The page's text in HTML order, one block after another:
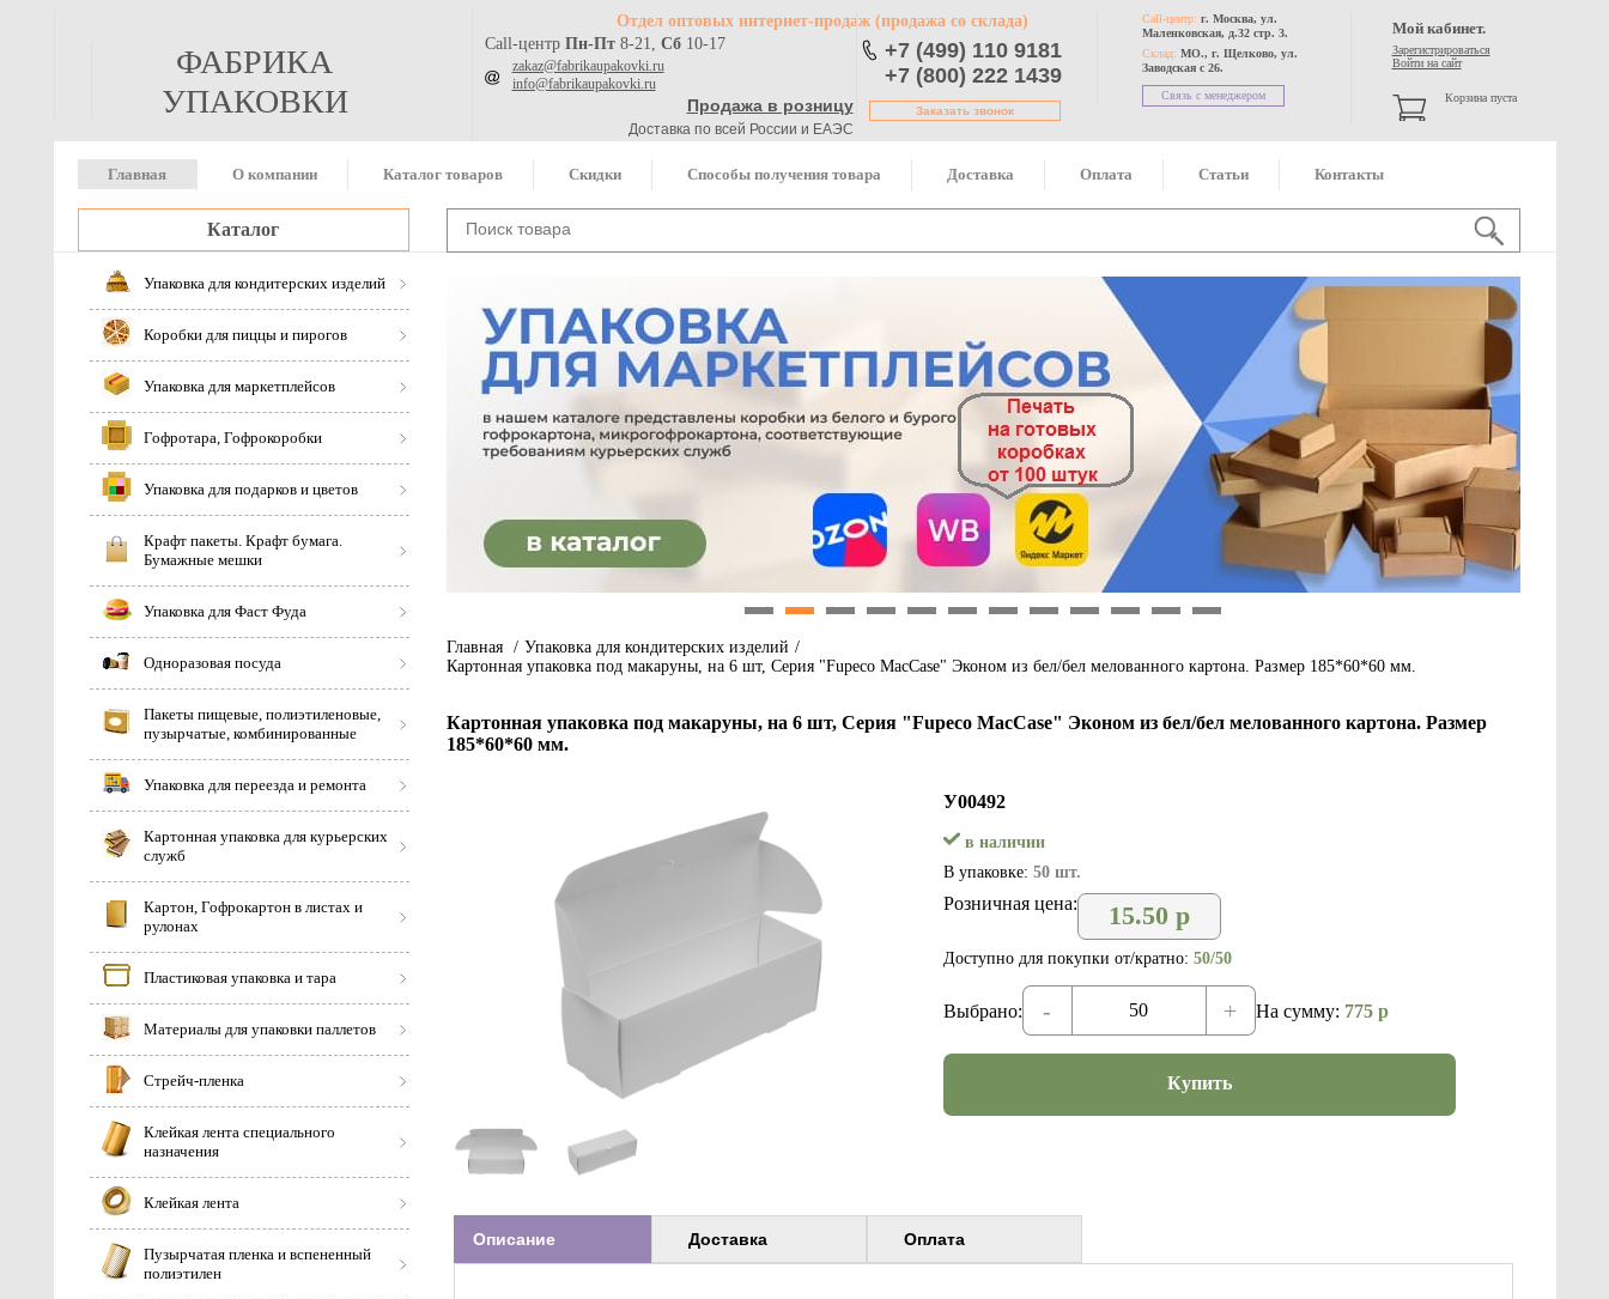
ФАБРИКА
УПАКОВКИ
Отдел оптовых интернет-продаж(продажа со склада)
Call-центр Пн-Пт8-21, Сб10-17
zakaz@fabrikaupakovki.ru
info@fabrikaupakovki.ru
Продажа в розницу
Доставка по всей России и ЕАЭС
+7 (499) 110 9181
+7 (800) 222 1439
Заказать звонок
Call-центр: г. Москва, ул.
Маленковская, д.32 стр. 3.
Склад: МО., г. Щелково, ул.
Заводская с 26.
Связь с менеджером
Мой кабинет.
Зарегистрироваться
Войти на сайт
Корзина пуста
Главная О компании Каталог товаров Скидки Способы получения товара Доставка Оплата Статьи Контакты
Каталог
Упаковка для кондитерских изделий
Коробки для пиццы и пирогов
Упаковка для маркетплейсов
Гофротара, Гофрокоробки
Упаковка для подарков и цветов
Крафт пакеты. Крафт бумага.
Бумажные мешки
Упаковка для Фаст Фуда
Одноразовая посуда
Пакеты пищевые, полиэтиленовые,
пузырчатые, комбинированные
Упаковка для переезда и ремонта
Картонная упаковка для курьерских
служб
Картон, Гофрокартон в листах и
рулонах
Пластиковая упаковка и тара
Материалы для упаковки паллетов
Стрейч-пленка
Клейкая лента специального
назначения
Клейкая лента
Пузырчатая пленка и вспененный
полиэтилен
Главная / Упаковка для кондитерских изделий /
Картонная упаковка под макаруны, на 6 шт, Серия "Fupeco MacCase" Эконом из бел/бел мелованного картона. Размер 185*60*60 мм.
Картонная упаковка под макаруны, на 6 шт, Серия "Fupeco MacCase" Эконом из бел/бел мелованного картона. Размер
185*60*60 мм.
У00492
в наличии
В упаковке: 50 шт.
Розничная цена: 15.50 р
Доступно для покупки от/кратно: 50/50
Выбрано: - + На сумму: 775 р
Купить
Описание Доставка Оплата